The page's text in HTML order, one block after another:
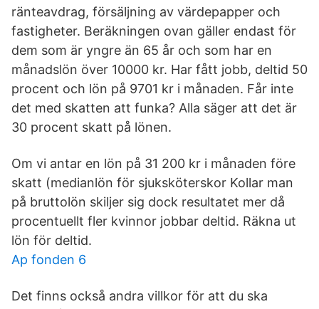
ränteavdrag, försäljning av värdepapper och
fastigheter. Beräkningen ovan gäller endast för
dem som är yngre än 65 år och som har en
månadslön över 10000 kr. Har fått jobb, deltid 50
procent och lön på 9701 kr i månaden. Får inte
det med skatten att funka? Alla säger att det är
30 procent skatt på lönen.
Om vi antar en lön på 31 200 kr i månaden före
skatt (medianlön för sjuksköterskor Kollar man
på bruttolön skiljer sig dock resultatet mer då
procentuellt fler kvinnor jobbar deltid. Räkna ut
lön för deltid.
Ap fonden 6
Det finns också andra villkor för att du ska